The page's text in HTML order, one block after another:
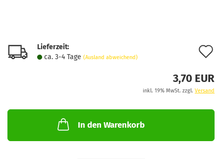
Lieferzeit:
ca. 3-4 Tage (Ausland abweichend)
3,70 EUR
inkl. 19% MwSt. zzgl. Versand
In den Warenkorb